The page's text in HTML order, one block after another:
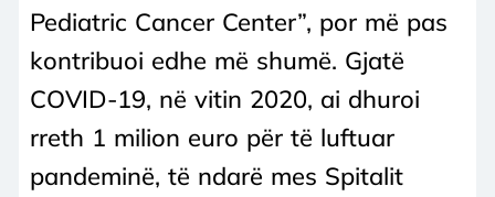
Pediatric Cancer Center”, por më pas
kontribuoi edhe më shumë. Gjatë
COVID-19, në vitin 2020, ai dhuroi
rreth 1 milion euro për të luftuar
pandeminë, të ndarë mes Spitalit